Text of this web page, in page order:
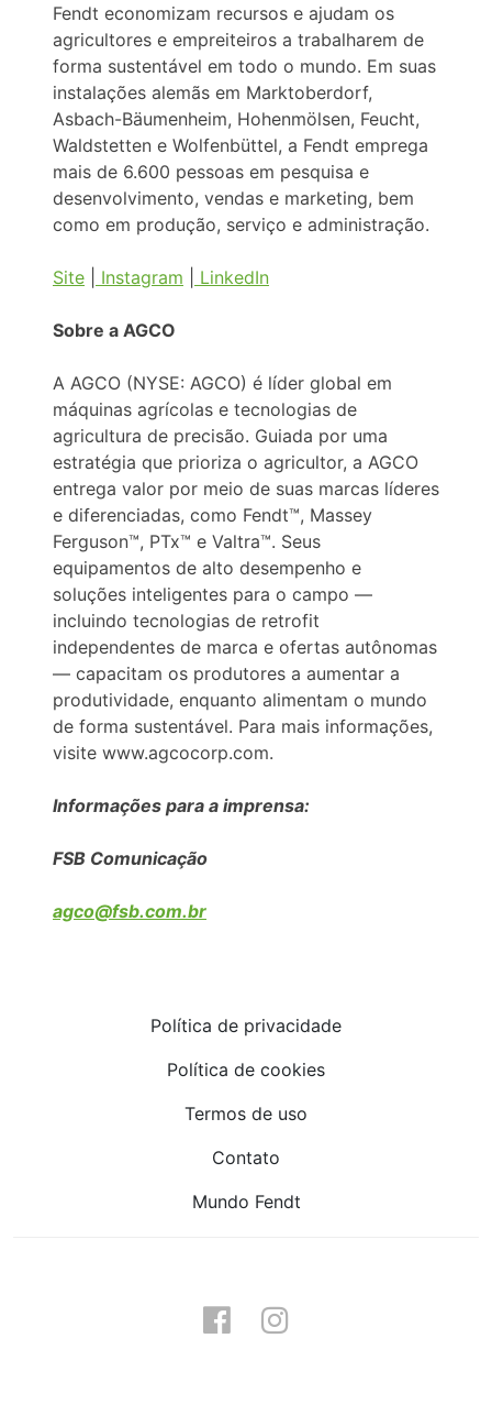
Fendt economizam recursos e ajudam os
agricultores e empreiteiros a trabalharem de
forma sustentável em todo o mundo. Em suas
instalações alemãs em Marktoberdorf,
Asbach-Bäumenheim, Hohenmölsen, Feucht,
Waldstetten e Wolfenbüttel, a Fendt emprega
mais de 6.600 pessoas em pesquisa e
desenvolvimento, vendas e marketing, bem
como em produção, serviço e administração.
Site Instagram LinkedIn
Sobre a AGCO
A AGCO (NYSE: AGCO) é líder global em
máquinas agrícolas e tecnologias de
agricultura de precisão. Guiada por uma
estratégia que prioriza o agricultor, a AGCO
entrega valor por meio de suas marcas líderes
e diferenciadas, como Fendt™, Massey
Ferguson™, PTx™ e Valtra™. Seus
equipamentos de alto desempenho e
soluções inteligentes para o campo —
incluindo tecnologias de retrofit
independentes de marca e ofertas autônomas
— capacitam os produtores a aumentar a
produtividade, enquanto alimentam o mundo
de forma sustentável. Para mais informações,
visite www.agcocorp.com.
Informações para a imprensa:
FSB Comunicação
agco@fsb.com.br
Política de privacidade
Política de cookies
Termos de uso
Contato
Mundo Fendt